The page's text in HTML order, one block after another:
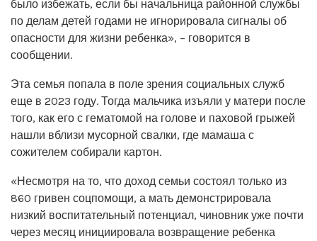
было избежать, если бы начальница районной службы
по делам детей годами не игнорировала сигналы об
опасности для жизни ребенка», – говорится в
сообщении.
Эта семья попала в поле зрения социальных служб
еще в 2023 году. Тогда мальчика изъяли у матери после
того, как его с гематомой на голове и паховой грыжей
нашли вблизи мусорной свалки, где мамаша с
сожителем собирали картон.
«Несмотря на то, что доход семьи состоял только из
860 гривен соцпомощи, а мать демонстрировала
низкий воспитательный потенциал, чиновник уже почти
через месяц инициировала возвращение ребенка